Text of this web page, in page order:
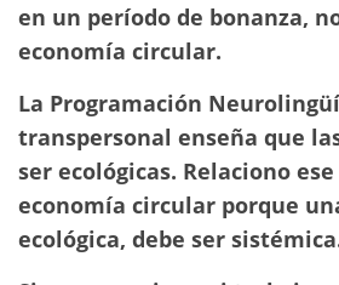
en un período de bonanza,
economía circular.
La Programación
transpersonal enseña que
ser ecológicas. Relaciono
economía circular porque
ecológica, debe ser